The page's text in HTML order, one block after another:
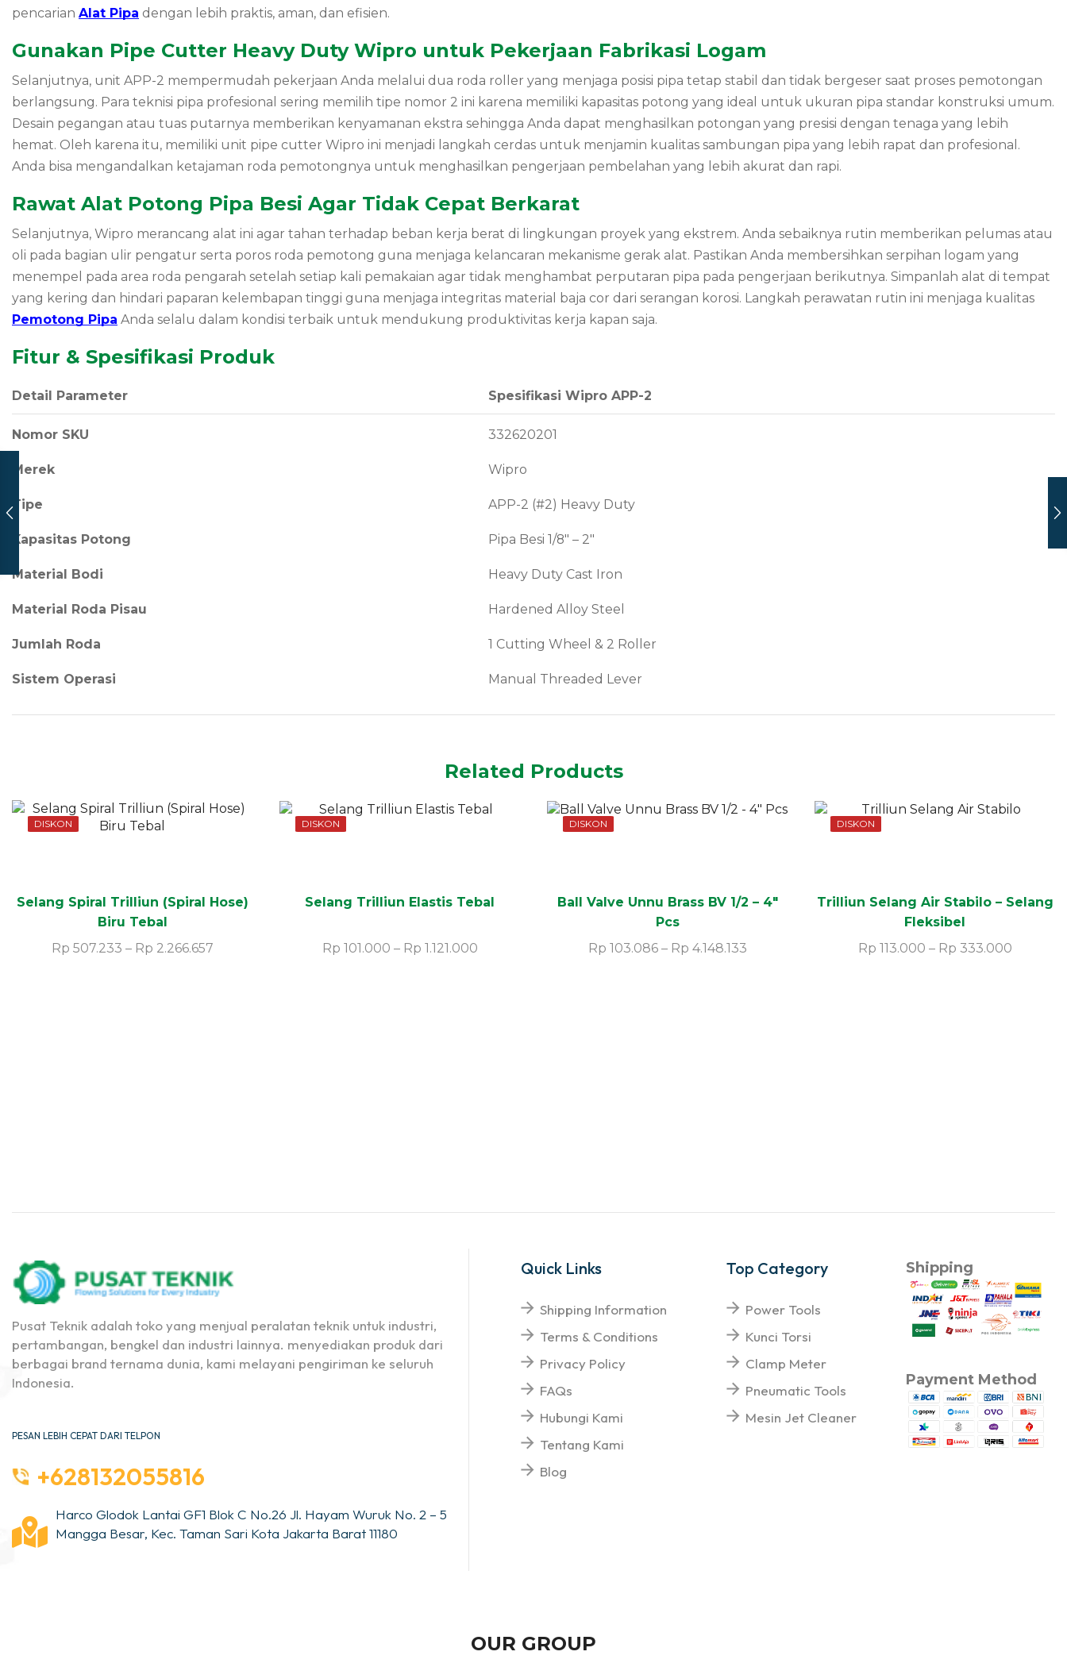
pencarian Alat Pipa dengan lebih praktis, aman, dan efisien.
Gunakan Pipe Cutter Heavy Duty Wipro untuk Pekerjaan Fabrikasi Logam
Selanjutnya, unit APP-2 mempermudah pekerjaan Anda melalui dua roda roller yang menjaga posisi pipa tetap stabil dan tidak bergeser saat proses pemotongan
berlangsung. Para teknisi pipa profesional sering memilih tipe nomor 2 ini karena memiliki kapasitas potong yang ideal untuk ukuran pipa standar konstruksi umum.
Desain pegangan atau tuas putarnya memberikan kenyamanan ekstra sehingga Anda dapat menghasilkan potongan yang presisi dengan tenaga yang lebih
hemat. Oleh karena itu, memiliki unit pipe cutter Wipro ini menjadi langkah cerdas untuk menjamin kualitas sambungan pipa yang lebih rapat dan profesional.
Anda bisa mengandalkan ketajaman roda pemotongnya untuk menghasilkan pengerjaan pembelahan yang lebih akurat dan rapi.
Rawat Alat Potong Pipa Besi Agar Tidak Cepat Berkarat
Selanjutnya, Wipro merancang alat ini agar tahan terhadap beban kerja berat di lingkungan proyek yang ekstrem. Anda sebaiknya rutin memberikan pelumas atau
oli pada bagian ulir pengatur serta poros roda pemotong guna menjaga kelancaran mekanisme gerak alat. Pastikan Anda membersihkan serpihan logam yang
menempel pada area roda pengarah setelah setiap kali pemakaian agar tidak menghambat perputaran pipa pada pengerjaan berikutnya. Simpanlah alat di tempat
yang kering dan hindari paparan kelembapan tinggi guna menjaga integritas material baja cor dari serangan korosi. Langkah perawatan rutin ini menjaga kualitas
Pemotong Pipa Anda selalu dalam kondisi terbaik untuk mendukung produktivitas kerja kapan saja.
Fitur & Spesifikasi Produk
Detail Parameter Spesifikasi Wipro APP-2
Nomor SKU 332620201
Merek Wipro
Tipe APP-2 (#2) Heavy Duty
Kapasitas Potong Pipa Besi 1/8″ – 2″
Material Bodi Heavy Duty Cast Iron
Material Roda Pisau Hardened Alloy Steel
Jumlah Roda 1 Cutting Wheel & 2 Roller
Sistem Operasi Manual Threaded Lever
Related Products
DISKON
Selang Spiral Trilliun (Spiral Hose)
Biru Tebal
Rp 507.233 – Rp 2.266.657
DISKON
Selang Trilliun Elastis Tebal
Rp 101.000 – Rp 1.121.000
DISKON
Ball Valve Unnu Brass BV 1/2 – 4″
Pcs
Rp 103.086 – Rp 4.148.133
DISKON
Trilliun Selang Air Stabilo – Selang
Fleksibel
Rp 113.000 – Rp 333.000
Pusat Teknik adalah toko yang menjual peralatan teknik untuk industri,
pertambangan, bengkel dan industri lainnya. menyediakan produk dari
berbagai brand ternama dunia, kami melayani pengiriman ke seluruh
Indonesia.
PESAN LEBIH CEPAT DARI TELPON
+628132055816
Harco Glodok Lantai GF1 Blok C No.26 Jl. Hayam Wuruk No. 2 – 5
Mangga Besar, Kec. Taman Sari Kota Jakarta Barat 11180
Quick Links
Shipping Information
Terms & Conditions
Privacy Policy
FAQs
Hubungi Kami
Tentang Kami
Blog
Top Category
Power Tools
Kunci Torsi
Clamp Meter
Pneumatic Tools
Mesin Jet Cleaner
Shipping
Payment Method
OUR GROUP